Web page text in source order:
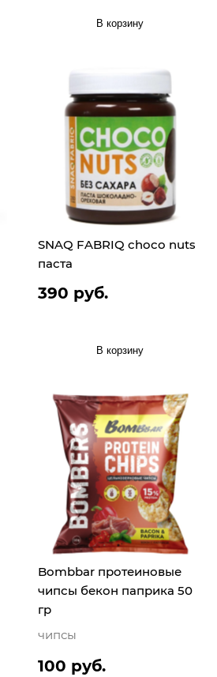
В корзину
SNAQ FABRIQ choco nuts
паста
390 руб.
В корзину
Bombbar протеиновые
чипсы бекон паприка 50
гр
чипсы
100 руб.